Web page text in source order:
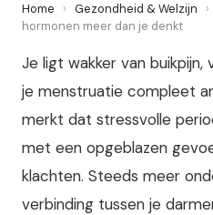
Home › Gezondheid & Welzijn ›
hormonen meer dan je denkt
Je ligt wakker van
je menstruatie compleet
merkt dat stressvolle
met een opgeblazen
klachten. Steeds meer
verbinding tussen je